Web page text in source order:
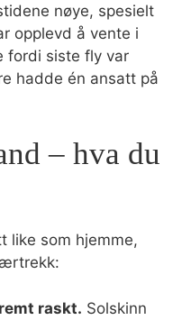
nøye, spesielt
opplevd å vente i
fordi siste fly var
hadde én ansatt på
– hva du
like som hjemme,
raskt. Solskinn